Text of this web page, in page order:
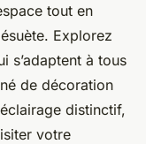
tout en
Explorez
s’adaptent à tous
de décoration
distinctif,
votre